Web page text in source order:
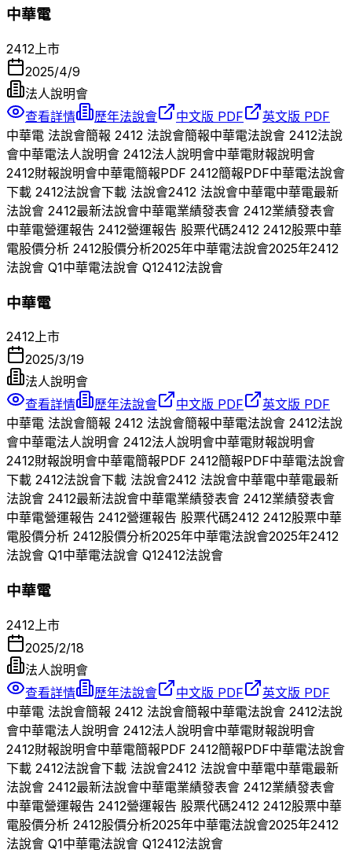
中華電
2412 上市
2025/4/9
法人說明會
查看詳情
歷年法說會 中文版 PDF
英文版 PDF
中華電 法說會簡報 2412 法說會簡報中華電法說會 2412法說
會中華電法人說明會 2412法人說明會中華電財報說明會
2412財報說明會中華電簡報PDF 2412簡報PDF中華電法說會
下載 2412法說會下載 法說會2412 法說會中華電中華電最新
法說會 2412最新法說會中華電業績發表會 2412業績發表會
中華電營運報告 2412營運報告 股票代碼2412 2412股票中華
電股價分析 2412股價分析2025年中華電法說會2025年2412
法說會 Q1中華電法說會 Q12412法說會
中華電
2412上市
2025/3/19
法人說明會
查看詳情
歷年法說會 中文版 PDF
英文版 PDF
中華電 法說會簡報 2412 法說會簡報中華電法說會 2412法說
會中華電法人說明會 2412法人說明會中華電財報說明會
2412財報說明會中華電簡報PDF 2412簡報PDF中華電法說會
下載 2412法說會下載 法說會2412 法說會中華電中華電最新
法說會 2412最新法說會中華電業績發表會 2412業績發表會
中華電營運報告 2412營運報告 股票代碼2412 2412股票中華
電股價分析 2412股價分析2025年中華電法說會2025年2412
法說會 Q1中華電法說會 Q12412法說會
中華電
2412 上市
2025/2/18
法人說明會
查看詳情
歷年法說會 中文版 PDF
英文版 PDF
中華電 法說會簡報 2412 法說會簡報中華電法說會 2412法說
會中華電法人說明會 2412法人說明會中華電財報說明會
2412財報說明會中華電簡報PDF 2412簡報PDF中華電法說會
下載 2412法說會下載 法說會2412 法說會中華電中華電最新
法說會 2412最新法說會中華電業績發表會 2412業績發表會
中華電營運報告 2412營運報告 股票代碼2412 2412股票中華
電股價分析 2412股價分析2025年中華電法說會2025年2412
法說會 Q1中華電法說會 Q12412法說會